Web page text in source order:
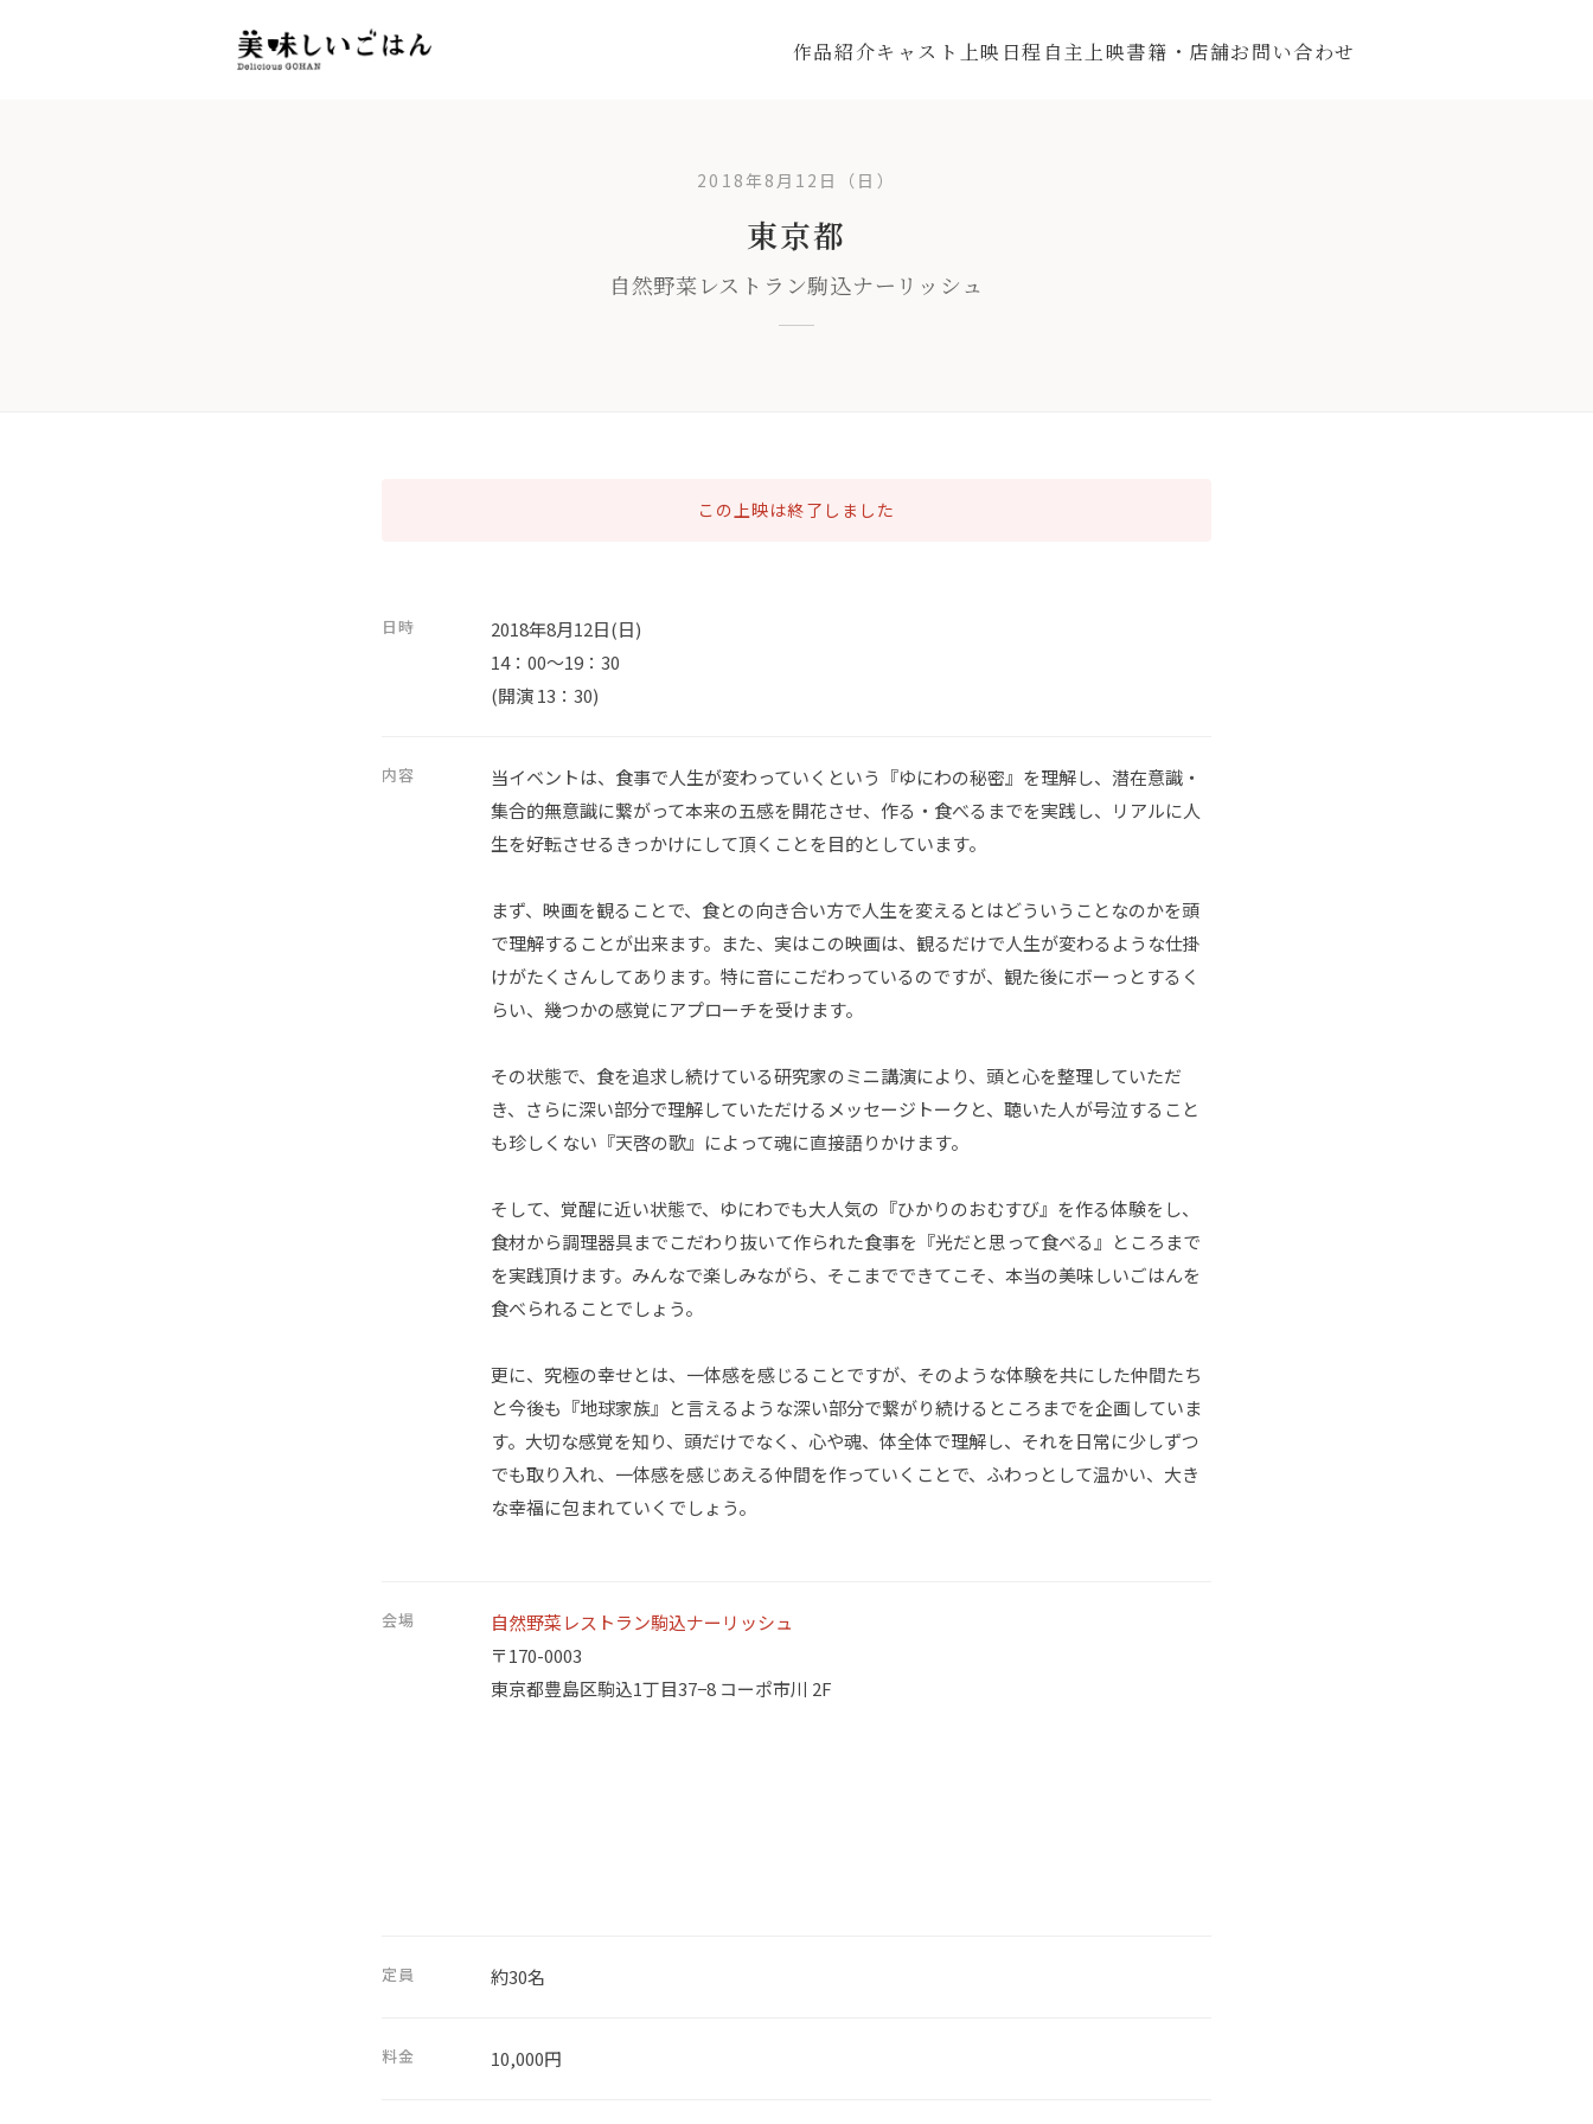
作品紹介キャスト 上映日程 自主上映書籍・店舗お問い合わせ
2018年8月12日（日）
東京都
自然野菜レストラン駒込ナーリッシュ
この上映は終了しました
日時
2018年8月12日(日)
14：00～19：30
(開演 13：30)
内容
当イベントは、食事で人生が変わっていくという『ゆにわの秘密』を理解し、潜在意識・
集合的無意識に繋がって本来の五感を開花させ、作る・食べるまでを実践し、リアルに人
生を好転させるきっかけにして頂くことを目的としています。
まず、映画を観ることで、食との向き合い方で人生を変えるとはどういうことなのかを頭
で理解することが出来ます。また、実はこの映画は、観るだけで人生が変わるような仕掛
けがたくさんしてあります。特に音にこだわっているのですが、観た後にボーっとするく
らい、幾つかの感覚にアプローチを受けます。
その状態で、食を追求し続けている研究家のミニ講演により、頭と心を整理していただ
き、さらに深い部分で理解していただけるメッセージトークと、聴いた人が号泣すること
も珍しくない『天啓の歌』によって魂に直接語りかけます。
そして、覚醒に近い状態で、ゆにわでも大人気の『ひかりのおむすび』を作る体験をし、
食材から調理器具までこだわり抜いて作られた食事を『光だと思って食べる』ところまで
を実践頂けます。みんなで楽しみながら、そこまでできてこそ、本当の美味しいごはんを
食べられることでしょう。
更に、究極の幸せとは、一体感を感じることですが、そのような体験を共にした仲間たち
と今後も『地球家族』と言えるような深い部分で繋がり続けるところまでを企画していま
す。大切な感覚を知り、頭だけでなく、心や魂、体全体で理解し、それを日常に少しずつ
でも取り入れ、一体感を感じあえる仲間を作っていくことで、ふわっとして温かい、大き
な幸福に包まれていくでしょう。
会場
自然野菜レストラン駒込ナーリッシュ
〒170-0003
東京都豊島区駒込1丁目37−8 コーポ市川 2F
定員 約30名
料金 10,000円